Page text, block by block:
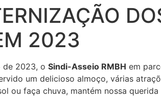
2023
de 2023, o Sindi-Asseio RMBH em
um delicioso almoço, várias
ou faça chuva, mantém nossa